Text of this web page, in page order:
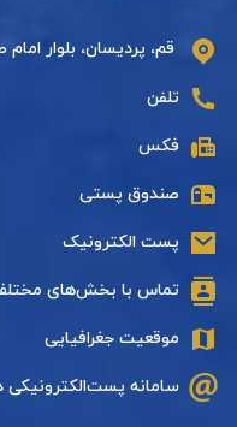
قم، پردیسان، بلوار
تلفن
فکس
صندوق پستی
پست الکترونیک
تماس با بخش‌های
موقعیت جغرافیایی
سامانه پست‌الکترونیکی